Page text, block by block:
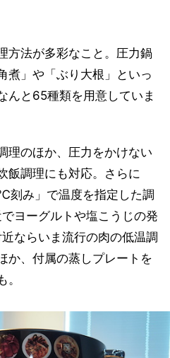
方法が多彩なこと。圧力鍋
煮」や「ぶり大根」といっ
んと65種類を用意していま
理のほか、圧力をかけない
飯調理にも対応。さらに
み」で温度を指定した調
ヨーグルトや塩こうじの発
ならいま流行の肉の低温調
か、付属の蒸しプレートを